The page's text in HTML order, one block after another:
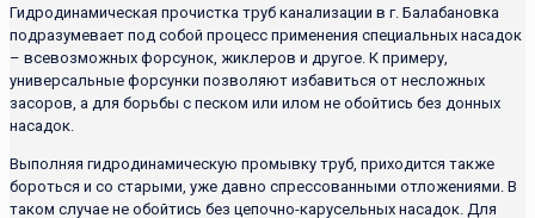
Гидродинамическая прочистка труб канализации в г. Балабановка
подразумевает под собой процесс применения специальных насадок
– всевозможных форсунок, жиклеров и другое. К примеру,
универсальные форсунки позволяют избавиться от несложных
засоров, а для борьбы с песком или илом не обойтись без донных
насадок.
Выполняя гидродинамическую промывку труб, приходится также
бороться и со старыми, уже давно спрессованными отложениями. В
таком случае не обойтись без цепочно-карусельных насадок. Для